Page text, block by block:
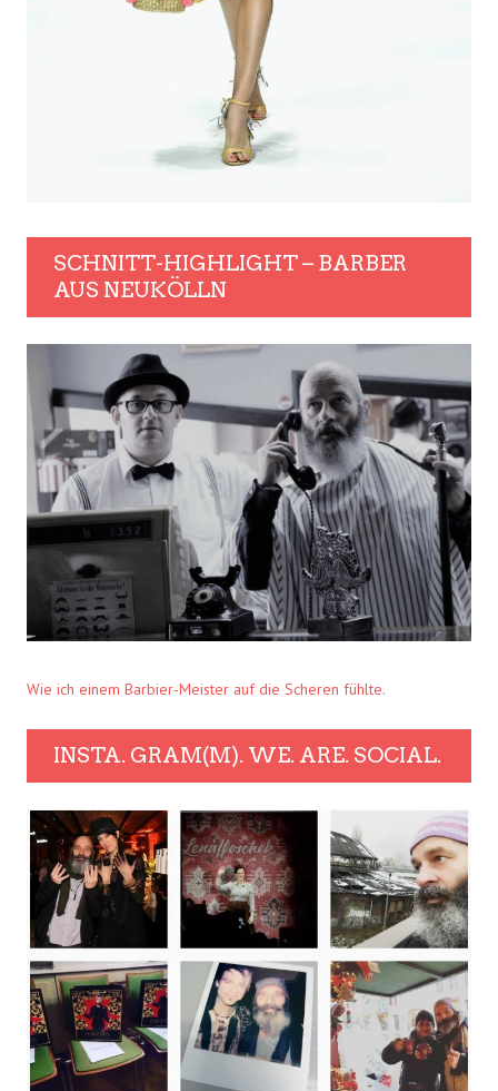
SCHNITT-HIGHLIGHT – BARBER
AUS NEUKÖLLN
Wie ich einem Barbier-Meister auf die Scheren fühlte.
INSTA. GRAM(M). WE. ARE. SOCIAL.